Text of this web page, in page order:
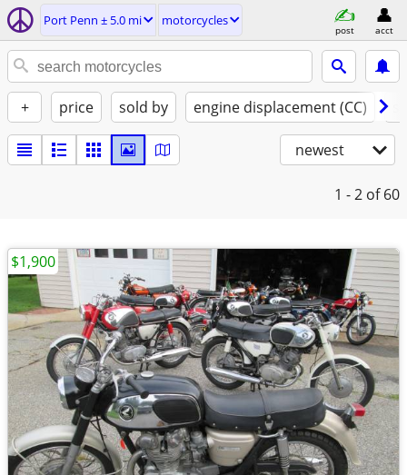
Port Penn ± 5.0 mi motorcycles
post acct
+ price sold by engine displacement (CC)
newest
1 - 2 of 60
$1,900